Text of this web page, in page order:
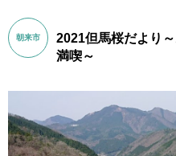
朝来市
2021但馬桜だより
満喫～